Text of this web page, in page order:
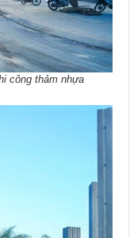
công thảm nhựa